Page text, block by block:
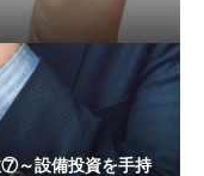
～設備投資を手持